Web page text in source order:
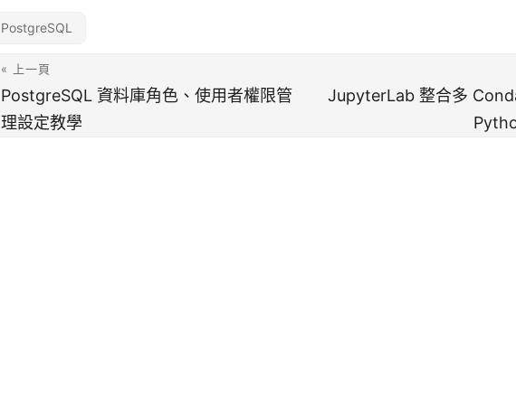
PostgreSQL
« 上一頁
PostgreSQL 資料庫角色、使用者權限管
理設定教學
JupyterLab 整合多